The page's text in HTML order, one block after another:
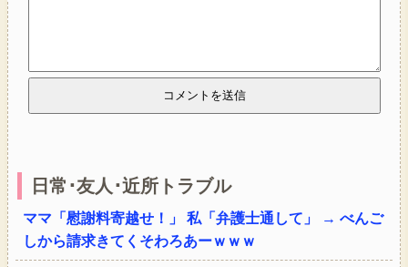
日常･友人･近所トラブル
ママ「慰謝料寄越せ！」 私「弁護士通して」 → べんご
しから請求きてくそわろあーｗｗｗ